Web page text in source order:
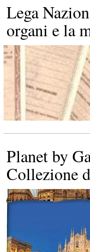
Lega
organi e la
Planet by
Collezione